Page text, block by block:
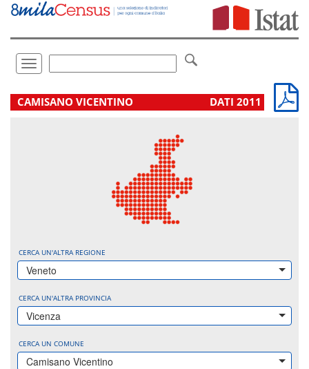
Vai
direttamente
Toggle
navigation
.
CAMISANO VICENTINO DATI 2011
CERCA UN'ALTRA REGIONE
Veneto
CERCA UN'ALTRA PROVINCIA
Vicenza
CERCA UN COMUNE
Camisano Vicentino